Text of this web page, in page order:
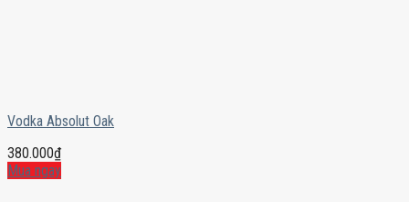
Vodka Absolut Oak
380.000₫
Mua ngay